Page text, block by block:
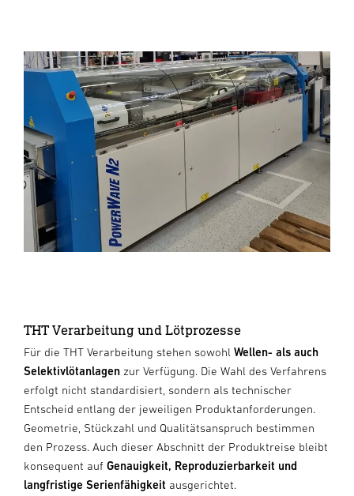
THT Verarbeitung und Lötprozesse
Für die THT Verarbeitung stehen sowohl Wellen- als auch
Selektivlötanlagen zur Verfügung. Die Wahl des Verfahrens
erfolgt nicht standardisiert, sondern als technischer
Entscheid entlang der jeweiligen Produktanforderungen.
Geometrie, Stückzahl und Qualitätsanspruch bestimmen
den Prozess. Auch dieser Abschnitt der Produktreise bleibt
konsequent auf Genauigkeit, Reproduzierbarkeit und
langfristige Serienfähigkeit ausgerichtet.